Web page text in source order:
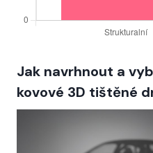
Jak navrhnout a
kovové 3D tištěné